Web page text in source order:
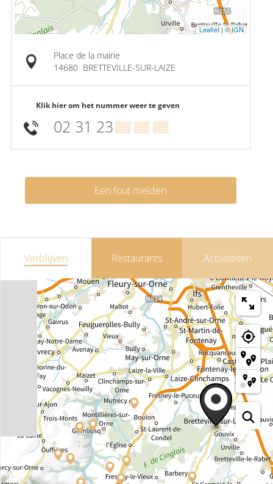
Leaflet|© IGN
Place de la mairie
14680 BRETTEVILLE-SUR-LAIZE
Klik hier om het nummer weer te geven
02 31 23▒▒ ▒▒ ▒▒
Een fout melden
Verblijven Restaurants Activiteiten